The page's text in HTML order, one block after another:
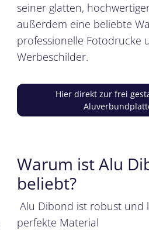
seiner glatten,
außerdem eine beliebte
professionelle Fotodrucke
Werbeschilder.
Hier direkt zur frei
Warum ist Alu
beliebt?
Alu Dibond ist robust und
perfekte Material